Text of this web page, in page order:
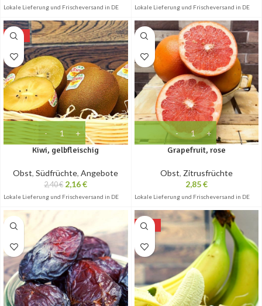
Lokale Lieferung und Frischeversand in DE Lokale Lieferung und Frischeversand in DE
-10%
Kiwi, gelbfleischig
Obst,Südfrüchte,Angebote
2,40€ 2,16€
Lokale Lieferung und Frischeversand in DE
Grapefruit, rose
Obst, Zitrusfrüchte
2,85€
Lokale Lieferung und Frischeversand in DE
-10%